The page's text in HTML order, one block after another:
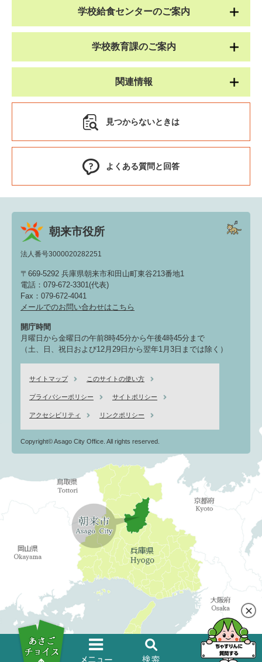
学校給食センターのご案内
学校教育課のご案内
関連情報
見つからないときは
よくある質問と回答
朝来市役所
法人番号3000020282251
〒669-5292 兵庫県朝来市和田山町東谷213番地1
電話：079-672-3301(代表)
Fax：079-672-4041
メールでのお問い合わせはこちら
開庁時間
月曜日から金曜日の午前8時45分から午後4時45分まで
（土、日、祝日および12月29日から翌年1月3日までは除く）
サイトマップ このサイトの使い方
プライバシーポリシー サイトポリシー
アクセシビリティ リンクポリシー
Copyright© Asago City Office. All rights reserved.